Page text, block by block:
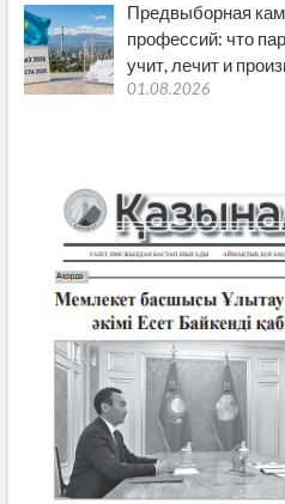
Предвыборная
профессий: что
учит, лечит и
01.08.2026